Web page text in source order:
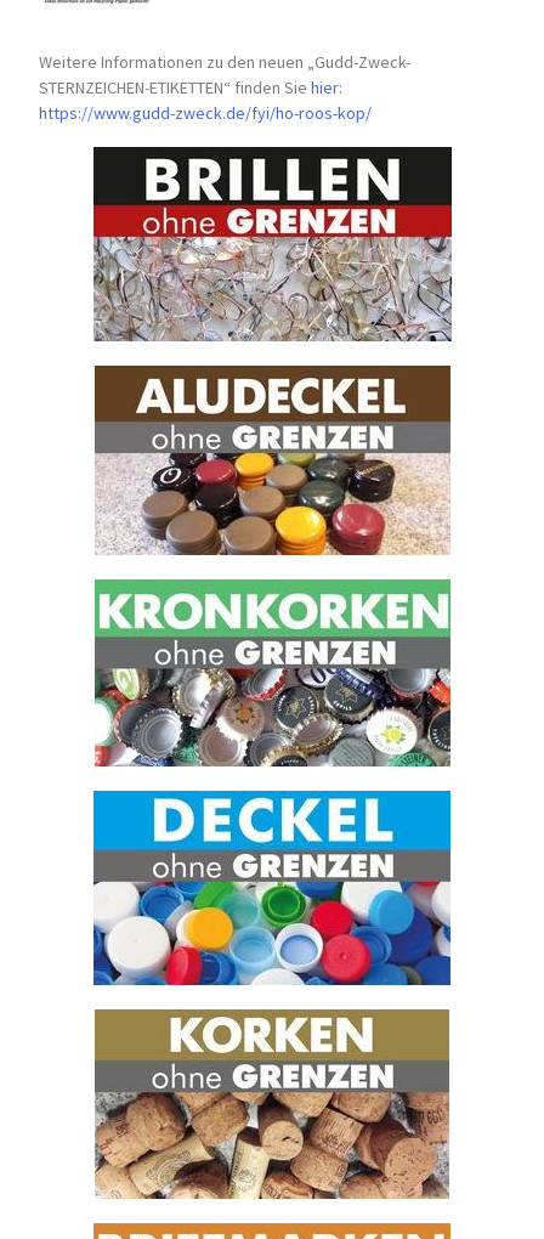
Weitere Informationen zu den neuen „Gudd-Zweck-
STERNZEICHEN-ETIKETTEN“ finden Siehier:
https://www.gudd-zweck.de/fyi/ho-roos-kop/